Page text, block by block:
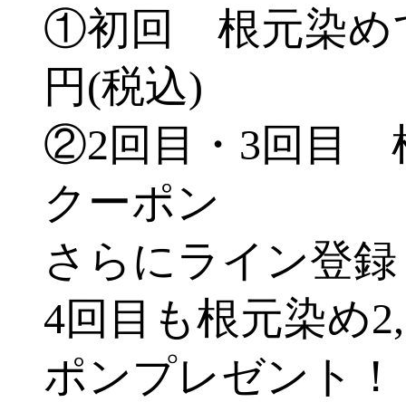
①初回 根元染め
円(税込)
②2回目・3回目
クーポン
さらにライン登
4回目も根元染め
ポンプレゼント